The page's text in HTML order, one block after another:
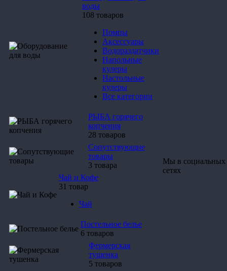
воды
108 товаров
Помпы
Аксессуары
Водораздатчики
Напольные
кулеры
Настольные
кулеры
Все категории
РЫБА горячего
копчения
28 товаров
Сопутствующие
товары
3 товара
Чай и Кофе
31 товар
Чай
Постельное белье
6 товаров
Фермерская
тушенка
5 товаров
Мы в социальных
сетях